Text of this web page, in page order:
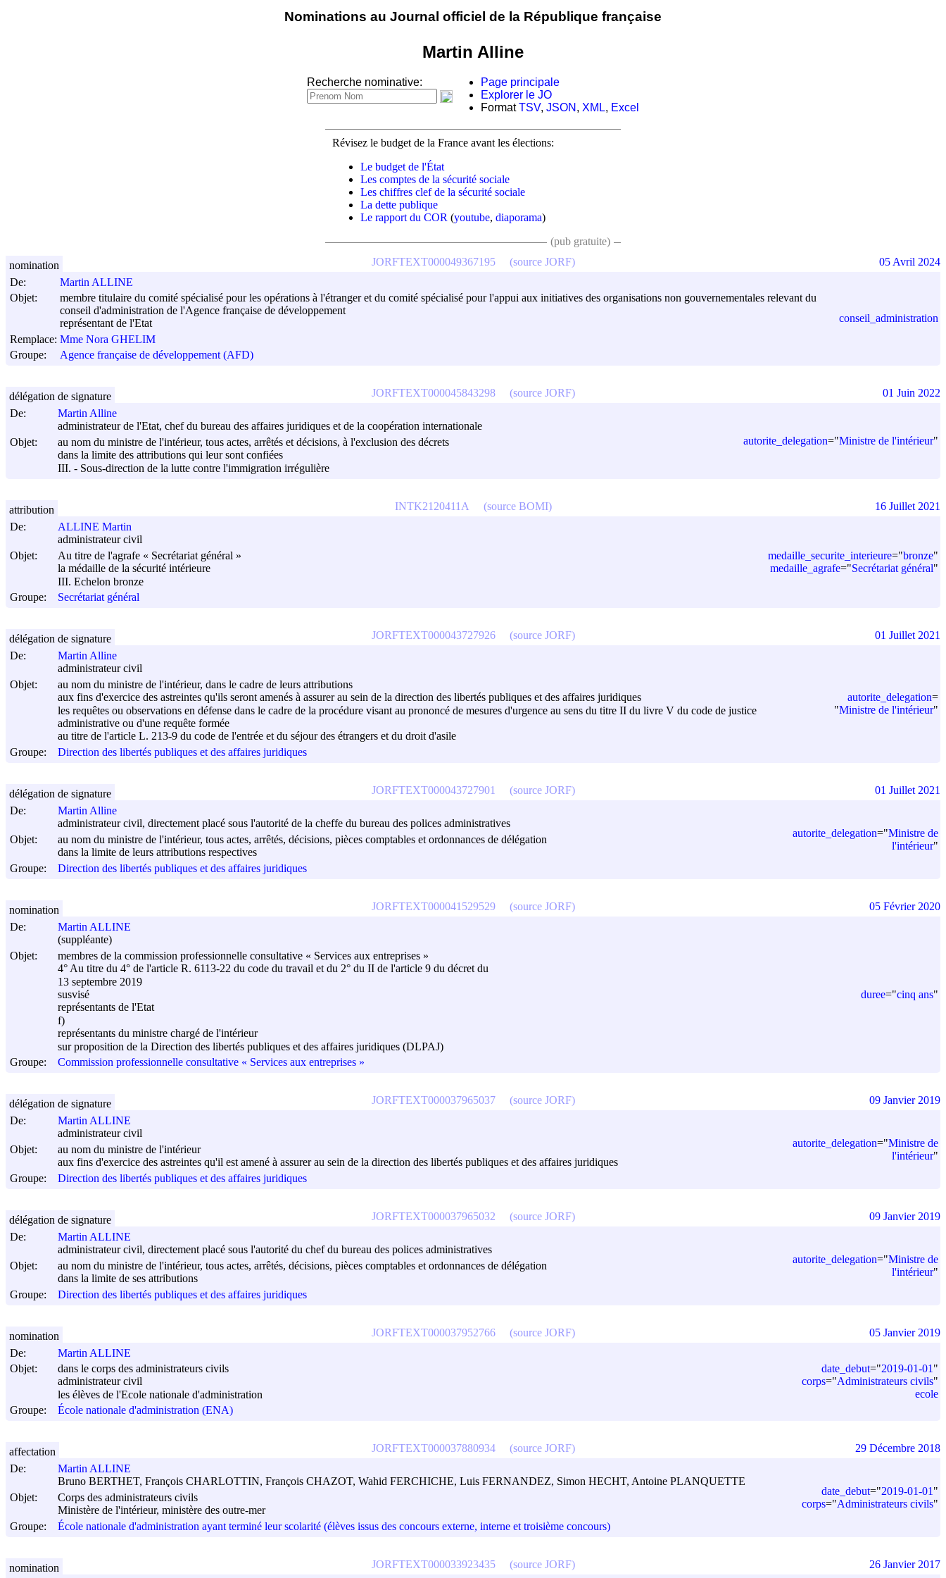
Nominations au Journal officiel de la République française
Martin Alline
Recherche nominative:
Page principale
Explorer le JO
FormatTSV, JSON , XML, Excel
Révisez le budget de la France avant les élections:
Le budget de l'État
Les comptes de la sécurité sociale
Les chiffres clef de la sécurité sociale
La dette publique
Le rapport du COR (youtube, diaporama)
(pub gratuite)
De:
Martin ALLINE
Objet:
membre titulaire du comité spécialisé pour les opérations à l'étranger et du comité spécialisé pour l'appui aux initiatives des organisations non gouvernementales relevant du
conseil d'administration de l'Agence française de développement
représentant de l'Etat
Remplace: Mme Nora GHELIM
Groupe:
Agence française de développement (AFD)
conseil_administration
JORFTEXT000049367195 (source JORF)
nomination 05 Avril 2024
De:
Martin Alline
administrateur de l'Etat, chef du bureau des affaires juridiques et de la coopération internationale
Objet:
au nom du ministre de l'intérieur, tous actes, arrêtés et décisions, à l'exclusion des décrets
dans la limite des attributions qui leur sont confiées
III. - Sous-direction de la lutte contre l'immigration irrégulière
autorite_delegation="Ministre de l'intérieur"
JORFTEXT000045843298 (source JORF)
délégation de signature 01 Juin 2022
De:
ALLINE Martin
administrateur civil
Objet:
Au titre de l'agrafe « Secrétariat général »
la médaille de la sécurité intérieure
III. Echelon bronze
Groupe:
Secrétariat général
medaille_securite_interieure="bronze"
medaille_agrafe="Secrétariat général"
INTK2120411A (source BOMI)
attribution 16 Juillet 2021
De:
Martin Alline
administrateur civil
Objet:
au nom du ministre de l'intérieur, dans le cadre de leurs attributions
aux fins d'exercice des astreintes qu'ils seront amenés à assurer au sein de la direction des libertés publiques et des affaires juridiques
les requêtes ou observations en défense dans le cadre de la procédure visant au prononcé de mesures d'urgence au sens du titre II du livre V du code de justice
administrative ou d'une requête formée
au titre de l'article L. 213-9 du code de l'entrée et du séjour des étrangers et du droit d'asile
Groupe:
Direction des libertés publiques et des affaires juridiques
autorite_delegation=
"Ministre de l'intérieur"
JORFTEXT000043727926 (source JORF)
délégation de signature 01 Juillet 2021
De:
Martin Alline
administrateur civil, directement placé sous l'autorité de la cheffe du bureau des polices administratives
Objet:
au nom du ministre de l'intérieur, tous actes, arrêtés, décisions, pièces comptables et ordonnances de délégation
dans la limite de leurs attributions respectives
Groupe:
Direction des libertés publiques et des affaires juridiques
autorite_delegation="Ministre de
l'intérieur"
JORFTEXT000043727901 (source JORF)
délégation de signature 01 Juillet 2021
De:
Martin ALLINE
(suppléante)
Objet:
membres de la commission professionnelle consultative « Services aux entreprises »
4° Au titre du 4° de l'article R. 6113-22 du code du travail et du 2° du II de l'article 9 du décret du
13 septembre 2019
susvisé
représentants de l'Etat
f)
représentants du ministre chargé de l'intérieur
sur proposition de la Direction des libertés publiques et des affaires juridiques (DLPAJ)
Groupe:
Commission professionnelle consultative « Services aux entreprises »
duree="cinq ans"
JORFTEXT000041529529 (source JORF)
nomination 05 Février 2020
De:
Martin ALLINE
administrateur civil
Objet:
au nom du ministre de l'intérieur
aux fins d'exercice des astreintes qu'il est amené à assurer au sein de la direction des libertés publiques et des affaires juridiques
Groupe:
Direction des libertés publiques et des affaires juridiques
autorite_delegation="Ministre de
l'intérieur"
JORFTEXT000037965037 (source JORF)
délégation de signature 09 Janvier 2019
De:
Martin ALLINE
administrateur civil, directement placé sous l'autorité du chef du bureau des polices administratives
Objet:
au nom du ministre de l'intérieur, tous actes, arrêtés, décisions, pièces comptables et ordonnances de délégation
dans la limite de ses attributions
Groupe:
Direction des libertés publiques et des affaires juridiques
autorite_delegation="Ministre de
l'intérieur"
JORFTEXT000037965032 (source JORF)
délégation de signature 09 Janvier 2019
De:
Martin ALLINE
Objet:
dans le corps des administrateurs civils
administrateur civil
les élèves de l'Ecole nationale d'administration
Groupe:
École nationale d'administration (ENA)
date_debut="2019-01-01 "
corps="Administrateurs civils"
ecole
JORFTEXT000037952766 (source JORF)
nomination 05 Janvier 2019
De:
Martin ALLINE
Bruno BERTHET, François CHARLOTTIN, François CHAZOT, Wahid FERCHICHE, Luis FERNANDEZ, Simon HECHT, Antoine PLANQUETTE
Objet:
Corps des administrateurs civils
Ministère de l'intérieur, ministère des outre-mer
Groupe:
École nationale d'administration ayant terminé leur scolarité (élèves issus des concours externe, interne et troisième concours)
date_debut="2019-01-01 "
corps="Administrateurs civils"
JORFTEXT000037880934 (source JORF)
affectation 29 Décembre 2018
JORFTEXT000033923435 (source JORF)
nomination 26 Janvier 2017